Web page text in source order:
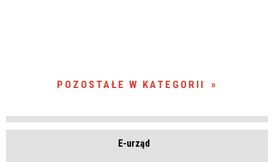
POZOSTAŁE W KATEGORII
E-urząd